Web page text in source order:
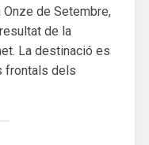
Onze de Setembre,
de la
La destinació es
frontals dels